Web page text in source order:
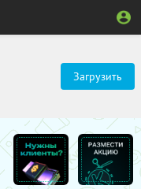
Загрузить